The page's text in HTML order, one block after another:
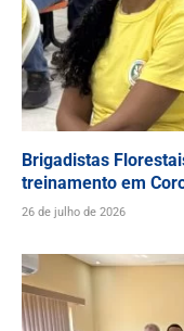
Brigadistas
treinamento em
26 de julho de 2026